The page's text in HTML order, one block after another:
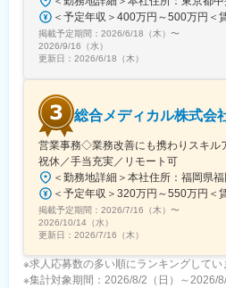
ます。）
■組織構成：
CMC担当11名（2名男性、9名女性
ャリアを築ける環境です。
こちらの組織には、内資外資の製
研究所での経験、CMC薬事の経験
変更の範囲：会社の定める業務
掲載予定期間： 2026/6/18（木） 〜
2026/9/16（水）
更新日： 2026/6/18（木）
総合メディカル株式会
営業事務◇業務改善にも携わりスキル
祝休／手当充実／リモート可
掲載予定期間： 2026/7/16（木） 〜
2026/10/14（水）
更新日： 2026/7/16（木）
※求人応募数の多い順にランキングしてい
※集計対象期間：2026/8/2（日）～2026/8/